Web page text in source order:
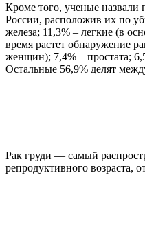
Кроме того, ученые назвали
России, расположив их по
железа; 11,3% – легкие (в
время растет обнаружение
женщин); 7,4% – простата;
Остальные 56,9% делят
Рак груди — самый
репродуктивного возраста,